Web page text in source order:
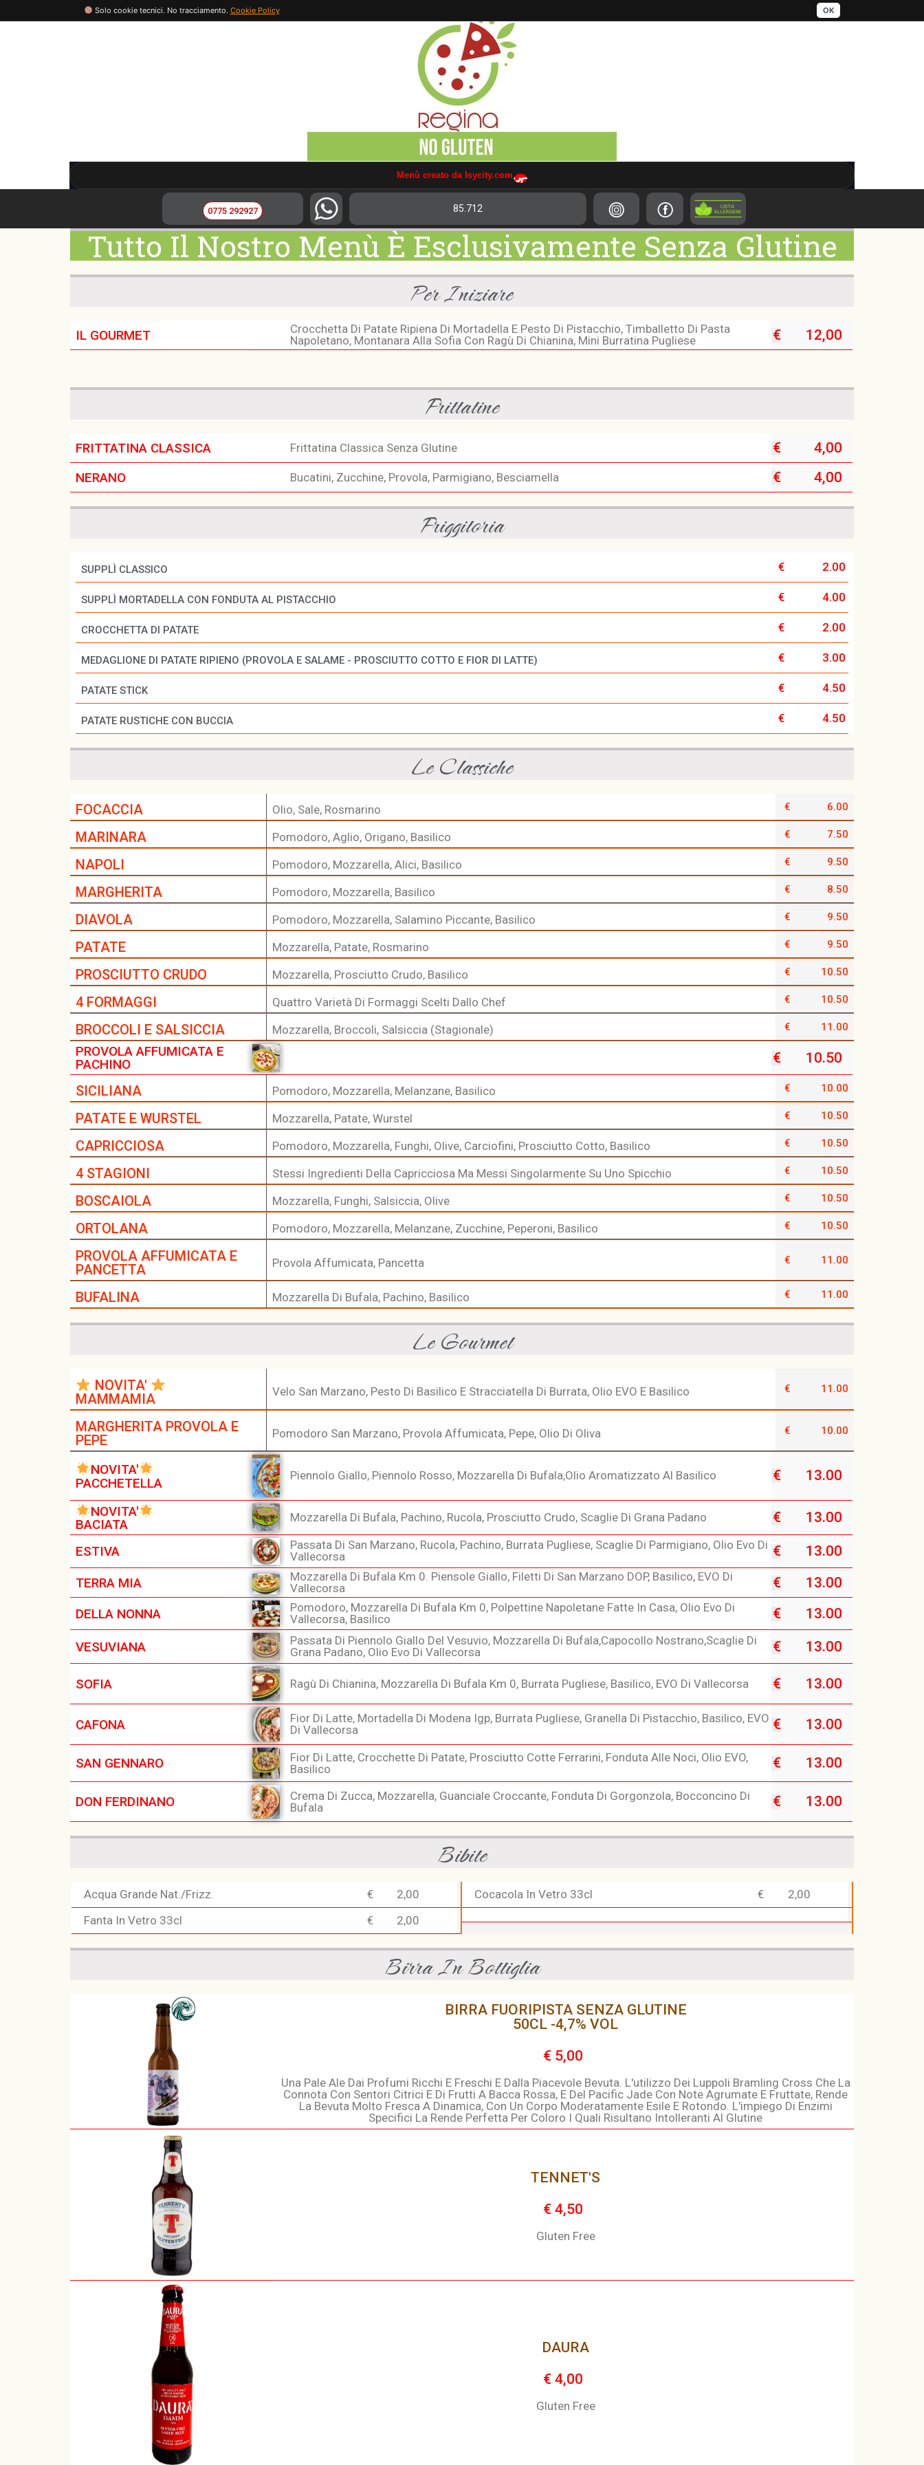
Menù creato da Isycity.com
0775 292927 85.712
Solo cookie tecnici. No tracciamento. Cookie Policy OK
Tutto Il Nostro Menù È Esclusivamente Senza Glutine
Per Iniziare
IL GOURMET
Crocchetta Di Patate Ripiena Di Mortadella E Pesto Di Pistacchio, Timballetto Di Pasta
Napoletano, Montanara Alla Sofia Con Ragù Di Chianina, Mini Burratina Pugliese
€
12,00
Frittatine
FRITTATINA CLASSICA Frittatina Classica Senza Glutine € 4,00
NERANO Bucatini, Zucchine, Provola, Parmigiano, Besciamella € 4,00
Friggitoria
SUPPLÌ CLASSICO € 2.00
SUPPLÌ MORTADELLA CON FONDUTA AL PISTACCHIO € 4.00
CROCCHETTA DI PATATE € 2.00
MEDAGLIONE DI PATATE RIPIENO (PROVOLA E SALAME - PROSCIUTTO COTTO E FIOR DI LATTE) € 3.00
PATATE STICK € 4.50
PATATE RUSTICHE CON BUCCIA € 4.50
Le Classiche
FOCACCIA Olio, Sale, Rosmarino € 6.00
MARINARA Pomodoro, Aglio, Origano, Basilico € 7.50
NAPOLI Pomodoro, Mozzarella, Alici, Basilico € 9.50
MARGHERITA Pomodoro, Mozzarella, Basilico € 8.50
DIAVOLA Pomodoro, Mozzarella, Salamino Piccante, Basilico € 9.50
PATATE Mozzarella, Patate, Rosmarino € 9.50
PROSCIUTTO CRUDO Mozzarella, Prosciutto Crudo, Basilico € 10.50
4 FORMAGGI Quattro Varietà Di Formaggi Scelti Dallo Chef € 10.50
BROCCOLI E SALSICCIA Mozzarella, Broccoli, Salsiccia (Stagionale) € 11.00
PROVOLA AFFUMICATA E
PACHINO
€ 10.50
SICILIANA Pomodoro, Mozzarella, Melanzane, Basilico € 10.00
PATATE E WURSTEL Mozzarella, Patate, Wurstel € 10.50
CAPRICCIOSA Pomodoro, Mozzarella, Funghi, Olive, Carciofini, Prosciutto Cotto, Basilico € 10.50
4 STAGIONI Stessi Ingredienti Della Capricciosa Ma Messi Singolarmente Su Uno Spicchio € 10.50
BOSCAIOLA Mozzarella, Funghi, Salsiccia, Olive € 10.50
ORTOLANA Pomodoro, Mozzarella, Melanzane, Zucchine, Peperoni, Basilico € 10.50
PROVOLA AFFUMICATA E
PANCETTA
Provola Affumicata, Pancetta € 11.00
BUFALINA Mozzarella Di Bufala, Pachino, Basilico € 11.00
Le Gourmet
NOVITA'
MAMMAMIA
Velo San Marzano, Pesto Di Basilico E Stracciatella Di Burrata, Olio EVO E Basilico € 11.00
MARGHERITA PROVOLA E
PEPE
Pomodoro San Marzano, Provola Affumicata, Pepe, Olio Di Oliva € 10.00
NOVITA'
PACCHETELLA
Piennolo Giallo, Piennolo Rosso, Mozzarella Di Bufala,olio Aromatizzato Al Basilico € 13.00
NOVITA'
BACIATA
Mozzarella Di Bufala, Pachino, Rucola, Prosciutto Crudo, Scaglie Di Grana Padano € 13.00
ESTIVA
Passata Di San Marzano, Rucola, Pachino, Burrata Pugliese, Scaglie Di Parmigiano, Olio Evo Di
Vallecorsa
€ 13.00
TERRA MIA
Mozzarella Di Bufala Km 0. Piensole Giallo, Filetti Di San Marzano DOP, Basilico, EVO Di
Vallecorsa
€ 13.00
DELLA NONNA
Pomodoro, Mozzarella Di Bufala Km 0, Polpettine Napoletane Fatte In Casa, Olio Evo Di
Vallecorsa, Basilico
€ 13.00
VESUVIANA
Passata Di Piennolo Giallo Del Vesuvio, Mozzarella Di Bufala,capocollo Nostrano,scaglie Di
Grana Padano, Olio Evo Di Vallecorsa
€ 13.00
SOFIA Ragù Di Chianina, Mozzarella Di Bufala Km 0, Burrata Pugliese, Basilico, EVO Di Vallecorsa € 13.00
CAFONA
Fior Di Latte, Mortadella Di Modena Igp, Burrata Pugliese, Granella Di Pistacchio, Basilico, EVO
Di Vallecorsa
€ 13.00
SAN GENNARO
Fior Di Latte, Crocchette Di Patate, Prosciutto Cotte Ferrarini, Fonduta Alle Noci, Olio EVO,
Basilico
€ 13.00
DON FERDINANO
Crema Di Zucca, Mozzarella, Guanciale Croccante, Fonduta Di Gorgonzola, Bocconcino Di
Bufala
€ 13.00
Bibite
Acqua Grande Nat./Frizz. € 2,00 Cocacola In Vetro 33cl €
2,00
Fanta In Vetro 33cl
€ 2,00
Birra In Bottiglia
BIRRA FUORIPISTA SENZA GLUTINE
50CL -4,7% VOL
€ 5,00
Una Pale Ale Dai Profumi Ricchi E Freschi E Dalla Piacevole Bevuta. L'utilizzo Dei Luppoli Bramling Cross Che La
Connota Con Sentori Citrici E Di Frutti A Bacca Rossa, E Del Pacific Jade Con Note Agrumate E Fruttate, Rende
La Bevuta Molto Fresca A Dinamica, Con Un Corpo Moderatamente Esile E Rotondo. L'impiego Di Enzimi
Specifici La Rende Perfetta Per Coloro I Quali Risultano Intolleranti Al Glutine
TENNET'S
€ 4,50
Gluten Free
DAURA
€ 4,00
Gluten Free